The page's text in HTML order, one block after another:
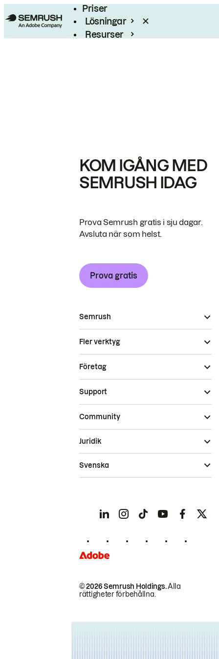
Priser
Lösningar
Resurser
KOM IGÅNG MED
SEMRUSH IDAG
Prova Semrush gratis i sju dagar.
Avsluta när som helst.
Prova gratis
Semrush
Fler verktyg
Företag
Support
Community
© 2026 Semrush Holdings.Alla
rättigheter förbehållna.
Juridik
Svenska